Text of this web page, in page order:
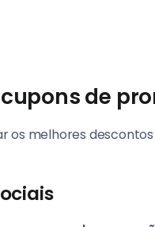
de
os melhores